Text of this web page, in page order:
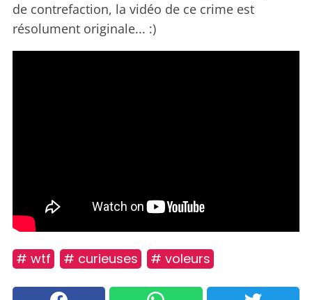
de contrefaction, la vidéo de ce crime est
résolument originale... :)
# wtf # curieuses # voleurs